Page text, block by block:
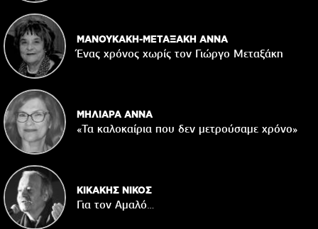
ΜΑΝΟΥΚΑΚΗ-ΜΕΤΑΞΑΚΗ ΑΝΝΑ
Ένας χρόνος χωρίς τον Γιώργο Μεταξάκη
ΜΗΛΙΑΡΑ ΑΝΝΑ
«Τα καλοκαίρια που δεν μετρούσαμε χρόνο»
ΚΙΚΑΚΗΣ ΝΙΚΟΣ
Για τον Αμαλό…